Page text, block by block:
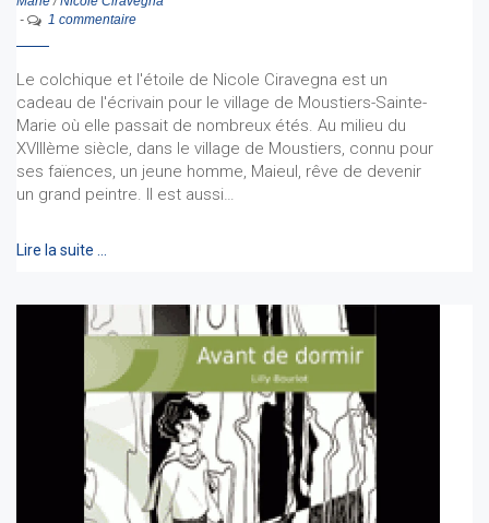
-
1 commentaire
Le colchique et l'étoile de Nicole Ciravegna est un
cadeau de l'écrivain pour le village de Moustiers-Sainte-
Marie où elle passait de nombreux étés. Au milieu du
XVIIIème siècle, dans le village de Moustiers, connu pour
ses faïences, un jeune homme, Maieul, rêve de devenir
un grand peintre. Il est aussi…
Lire la suite …